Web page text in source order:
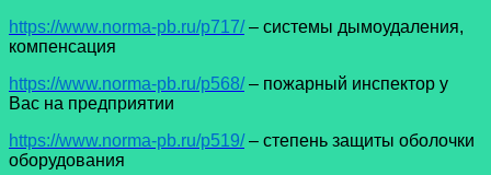
https://www.norma-pb.ru/p717/– системы дымоудаления,
компенсация
https://www.norma-pb.ru/p568/– пожарный инспектор у
Вас на предприятии
https://www.norma-pb.ru/p519/– степень защиты оболочки
оборудования